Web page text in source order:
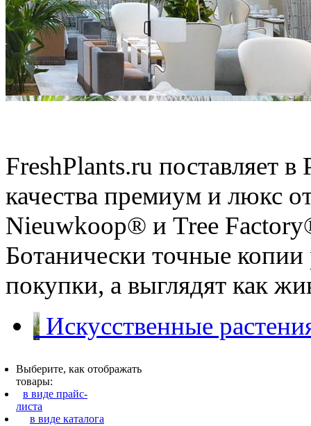
FreshPlants.ru поставляет
качества премиум и люкс
Nieuwkoop® и Tree
Ботанически точные
покупки, а выглядят как
Искусственные
Выберите, как отображать
товары:
в виде прайс-
листа
в виде каталога